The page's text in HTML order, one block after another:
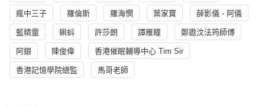
瘋中三子 羅倫斯 羅海憫 葉家寶 薛影儀 - 阿儀
藍精靈 蝌蚪 許莎朗 譚雁瞳 鄭遨汶法筠師傅
阿銀 陳俊偉 香港催眠輔導中心 Tim Sir
香港記憶學院總監 馬哥老師